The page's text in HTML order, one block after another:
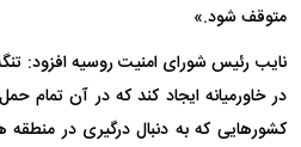
متوقف شود.»
نایب رئیس شورای امنیت روسیه افزود:
در خاورمیانه ایجاد کند که در آن
کشور‌هایی که به دنبال درگیری در منطقه